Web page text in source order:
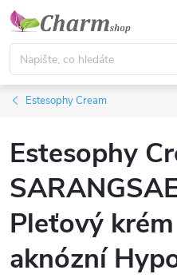
Přejít
obsah
Estesophy Cream
Estesophy
Pleťový
aknózní